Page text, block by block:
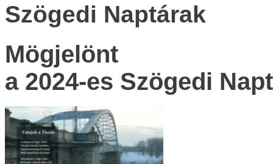
Szögedi Naptárak
Mögjelönt
a 2024-es Szögedi